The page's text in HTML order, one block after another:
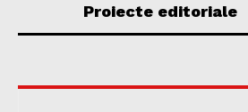
Proiecte editoriale